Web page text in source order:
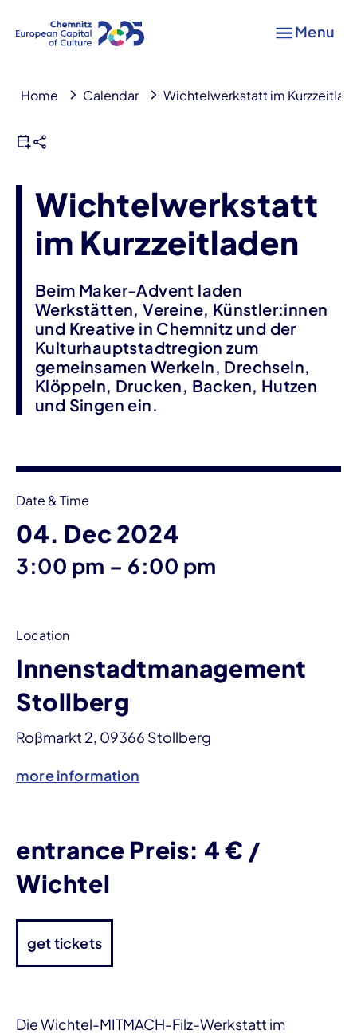
Menu
Home Calendar Wichtelwerkstatt im
Wichtelwerkstatt
im Kurzzeitladen
Beim Maker-Advent laden
Werkstätten, Vereine, Künstler:innen
und Kreative in Chemnitz und der
Kulturhauptstadtregion zum
gemeinsamen Werkeln, Drechseln,
Klöppeln, Drucken, Backen, Hutzen
und Singen ein.
Date & Time
04. Dec 2024
3:00 pm – until
6:00 pm
Location
Innenstadtmanagement
Stollberg
Roßmarkt 2, 09366 Stollberg
more information
entrance Preis: 4 € /
Wichtel
get tickets
Die Wichtel-MITMACH-Filz-Werkstatt im